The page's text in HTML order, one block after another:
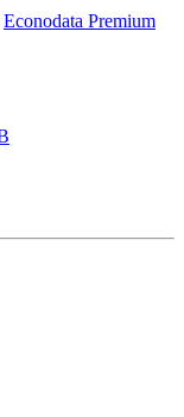
Econodata Premium